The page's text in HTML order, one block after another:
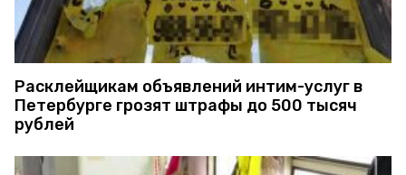
Расклейщикам объявлений интим-услуг в
Петербурге грозят штрафы до 500 тысяч
рублей